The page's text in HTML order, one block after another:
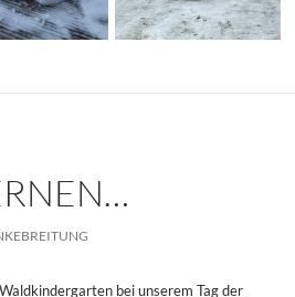
bei unserem Tag der